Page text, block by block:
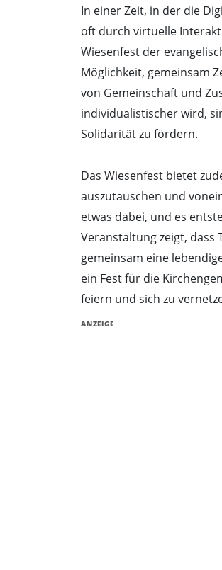
In einer Zeit, in der die
oft durch virtuelle
Wiesenfest der
Möglichkeit, gemeinsam
von Gemeinschaft und
individualistischer wird,
Solidarität zu fördern.
Das Wiesenfest bietet
auszutauschen und
etwas dabei, und es
Veranstaltung zeigt,
gemeinsam eine
ein Fest für die
feiern und sich zu
ANZEIGE